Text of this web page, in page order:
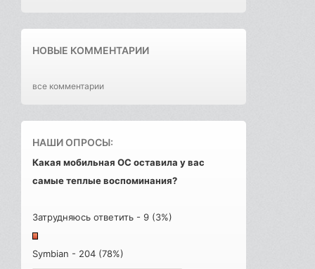
НОВЫЕ КОММЕНТАРИИ
все комментарии
НАШИ ОПРОСЫ:
Какая мобильная ОС оставила у вас
самые теплые воспоминания?
Затрудняюсь ответить - 9 (3%)
Symbian - 204 (78%)